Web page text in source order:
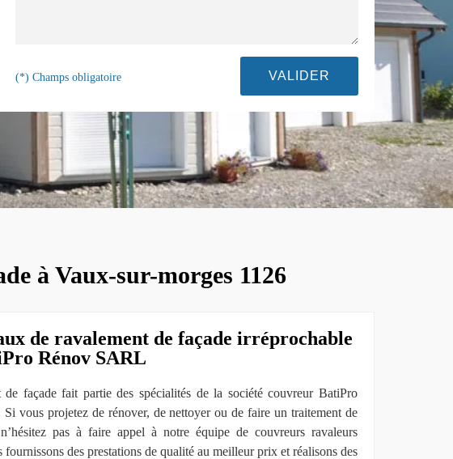
(*) Champs obligatoire
à Vaux-sur-morges 1126
de ravalement de façade irréprochable
Rénov SARL
de façade fait partie des spécialités de la société couvreur BatiPro
vous projetez de rénover, de nettoyer ou de faire un traitement de
pas à faire appel à notre équipe de couvreurs ravaleurs
des prestations de qualité au meilleur prix et réalisons des